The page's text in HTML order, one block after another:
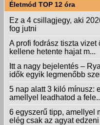
Életmód TOP 12 óra
Ez a 4 csillagjegy, aki
fog jutni
A profi fodrász tiszta
kellene hetente hajat m...
Itt a nagy bejelentés –
idők egyik legmenőbb
5 nap alatt 3 kiló mínusz:
amellyel leadhatod a
6 egyszerű tipp, amellyel
elég csak az agyat edzeni